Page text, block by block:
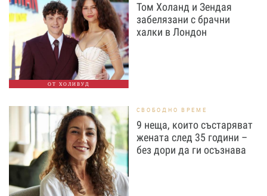
ОТ ХОЛИВУД
Том Холанд и Зендая
забелязани с брачни
халки в Лондон
СВОБОДНО ВРЕМЕ
9 неща, които състаряват
жената след 35 години –
без дори да ги осъзнава